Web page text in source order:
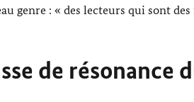
genre : « des lecteurs qui sont
de résonance